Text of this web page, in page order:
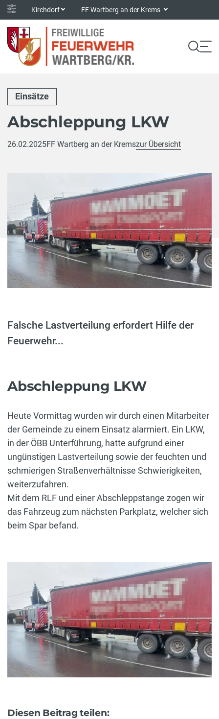
Kirchdorf FF Wartberg an der Krems
Einsätze
Abschleppung LKW
26.02.2025FF Wartberg an der Kremszur Übersicht
Falsche Lastverteilung erfordert Hilfe der
Feuerwehr...
Abschleppung LKW
Heute Vormittag wurden wir durch einen Mitarbeiter
der Gemeinde zu einem Einsatz alarmiert. Ein LKW,
in der ÖBB Unterführung, hatte aufgrund einer
ungünstigen Lastverteilung sowie der feuchten und
schmierigen Straßenverhältnisse Schwierigkeiten,
weiterzufahren.
Mit dem RLF und einer Abschleppstange zogen wir
das Fahrzeug zum nächsten Parkplatz, welcher sich
beim Spar befand.
Diesen Beitrag teilen: